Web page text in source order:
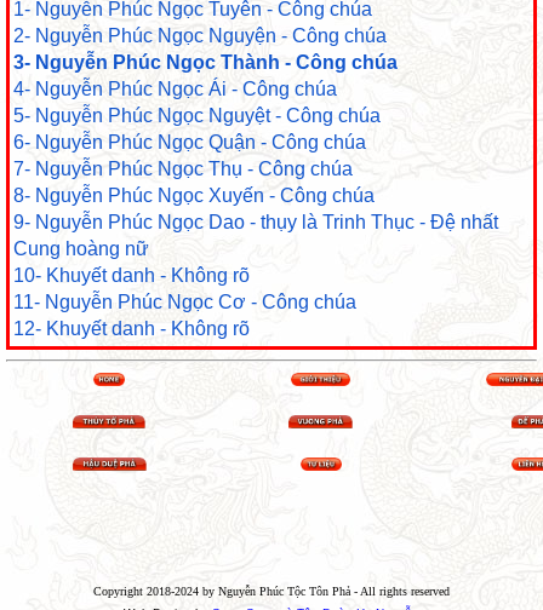
1- Nguyễn Phúc Ngọc Tuyên - Công chúa
2- Nguyễn Phúc Ngọc Nguyện - Công chúa
3- Nguyễn Phúc Ngọc Thành - Công chúa
4- Nguyễn Phúc Ngọc Ái - Công chúa
5- Nguyễn Phúc Ngọc Nguyệt - Công chúa
6- Nguyễn Phúc Ngọc Quận - Công chúa
7- Nguyễn Phúc Ngọc Thụ - Công chúa
8- Nguyễn Phúc Ngọc Xuyến - Công chúa
9- Nguyễn Phúc Ngọc Dao - thụy là Trinh Thục - Đệ nhất
Cung hoàng nữ
10- Khuyết danh - Không rõ
11- Nguyễn Phúc Ngọc Cơ - Công chúa
12- Khuyết danh - Không rõ
Copyright 2018-2024 by Nguyễn Phúc Tộc Tôn Phả - All rights reserved